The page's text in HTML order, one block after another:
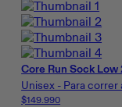
Core Run Sock Low
Unisex - Para correr
$149.990